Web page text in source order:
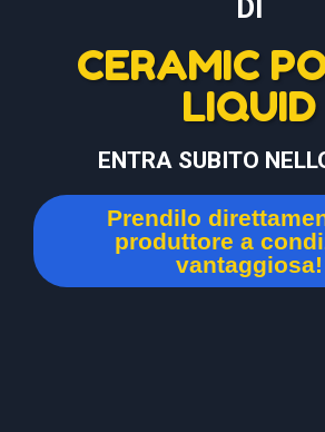
DI
CERAMIC
LIQUID
ENTRA SUBITO
Prendilo
produttore a
vantaggiosa!